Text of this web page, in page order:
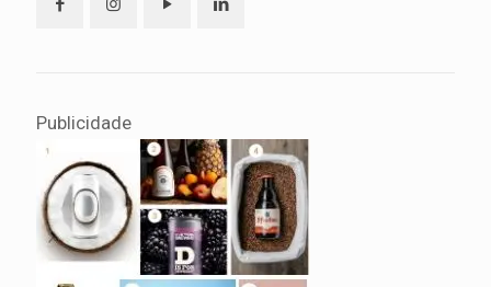
Publicidade